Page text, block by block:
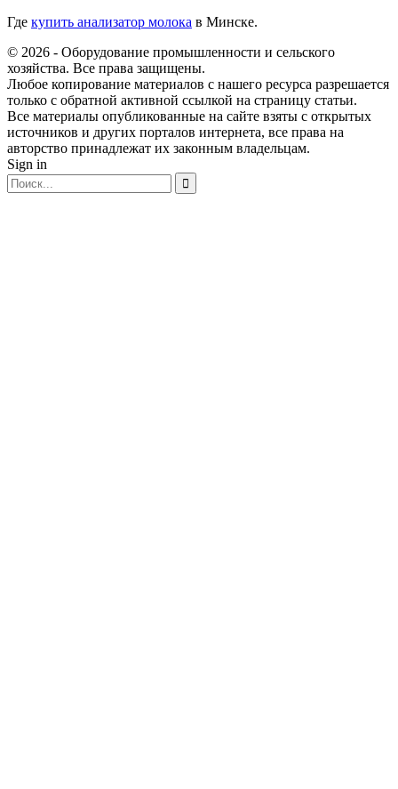
Где купить анализатор молока в Минске.
© 2026 - Оборудование промышленности и сельского
хозяйства. Все права защищены.
Любое копирование материалов с нашего ресурса разрешается
только с обратной активной ссылкой на страницу статьи.
Все материалы опубликованные на сайте взяты с открытых
источников и других порталов интернета, все права на
авторство принадлежат их законным владельцам.
Sign in